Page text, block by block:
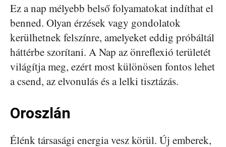
Ez a nap mélyebb belső folyamatokat indíthat el
benned. Olyan érzések vagy gondolatok
kerülhetnek felszínre, amelyeket eddig próbáltál
háttérbe szorítani. A Nap az önreflexió területét
világítja meg, ezért most különösen fontos lehet
a csend, az elvonulás és a lelki tisztázás.
Oroszlán
Élénk társasági energia vesz körül. Új emberek,